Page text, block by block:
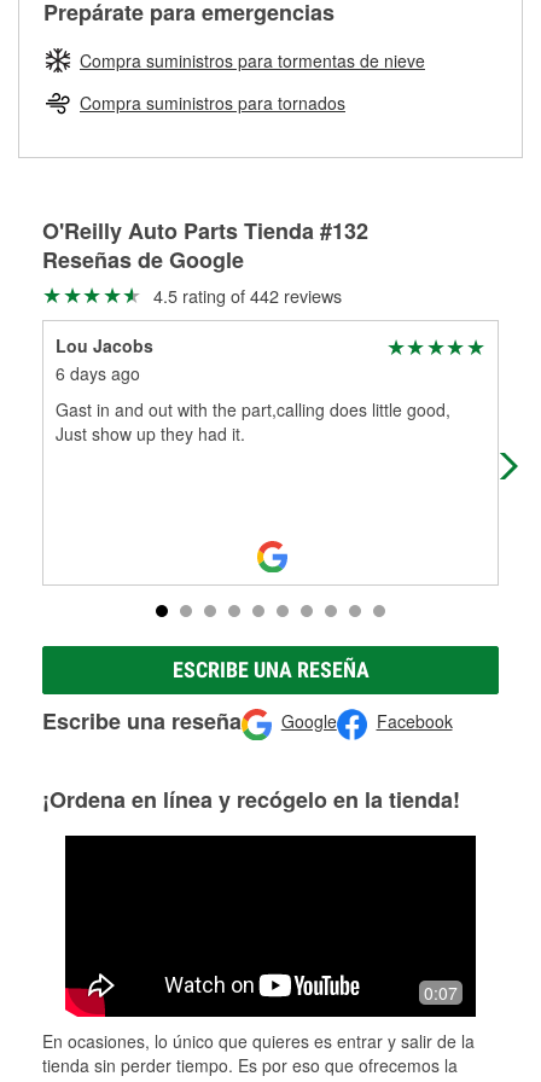
Herramientas de O'Reilly
pueden ser reutilizados, podemos ayudarte a encontrar las
partes de reemplazo correctas para tu reparación.
Rectificación de tambores y discos de freno
averiada o determina los acoplamientos y la longitud
adecuados para que te construyamos una nueva. O'Reilly
Auto Parts tiene las mangueras y los acoples adecuados
para reparar el sistema hidráulico de tu maquinaria
agrícola o de construcción.
Más información acerca del servicio de mangueras
Prepárate para emergencias
Compra suministros para tormentas de nieve
Compra suministros para tornados
O'Reilly Auto Parts Tienda #132
Reseñas de Google
4.5 rating of 442 reviews
Lou Jacobs
6 days ago
Gast in and out with the part,calling does little good,
Just show up they had it.
ESCRIBE UNA RESEÑA
Escribe una reseña Google Facebook
¡Ordena en línea y recógelo en la tienda!
0:07
En ocasiones, lo único que quieres es entrar y salir de la
tienda sin perder tiempo. Es por eso que ofrecemos la